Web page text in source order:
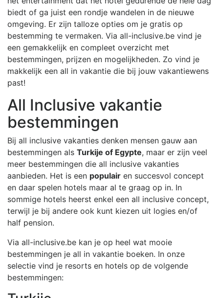
biedt of ga juist een rondje wandelen in de nieuwe
omgeving. Er zijn talloze opties om je gratis op
bestemming te vermaken. Via all-inclusive.be vind je
een gemakkelijk en compleet overzicht met
bestemmingen, prijzen en mogelijkheden. Zo vind je
makkelijk een all in vakantie die bij jouw vakantiewens
past!
All Inclusive vakantie
bestemmingen
Bij all inclusive vakanties denken mensen gauw aan
bestemmingen als Turkije of Egypte, maar er zijn veel
meer bestemmingen die all inclusive vakanties
aanbieden. Het is een populair en succesvol concept
en daar spelen hotels maar al te graag op in. In
sommige hotels heerst enkel een all inclusive concept,
terwijl je bij andere ook kunt kiezen uit logies en/of
half pension.
Via all-inclusive.be kan je op heel wat mooie
bestemmingen je all in vakantie boeken. In onze
selectie vind je resorts en hotels op de volgende
bestemmingen: